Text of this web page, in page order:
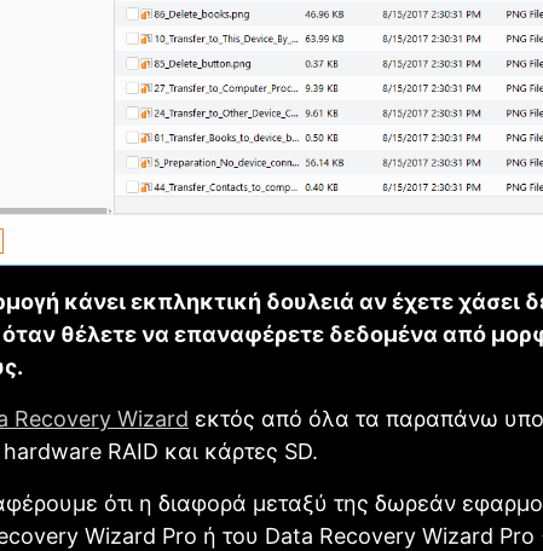
κάνει εκπληκτική δουλειά αν έχετε χάσει
όταν θέλετε να επαναφέρετε δεδομένα από
Recovery Wizard εκτός από όλα τα παραπάνω
hardware RAID και κάρτες SD.
ότι η διαφορά μεταξύ της δωρεάν
Wizard Pro ή του Data Recovery Wizard Pro